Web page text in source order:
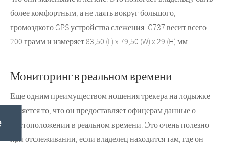
более комфортным, а не лаять вокруг большого,
громоздкого GPS устройства слежения. G737 весит всего
200 грамм и измеряет 83,50 (L) x 79,50 (W) x 29 (H) мм.
Мониторинг в реальном времени
Еще одним преимуществом ношения трекера на лодыжке
является то, что он предоставляет офицерам данные о
местоположении в реальном времени. Это очень полезно
при отслеживании, если владелец находится там, где он